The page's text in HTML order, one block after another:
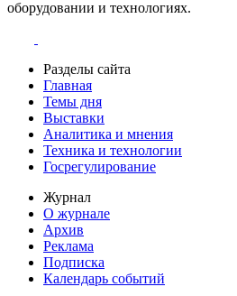
оборудовании и технологиях.
Разделы сайта
Главная
Темы дня
Выставки
Аналитика и мнения
Техника и технологии
Госрегулирование
Журнал
О журнале
Архив
Реклама
Подписка
Календарь событий